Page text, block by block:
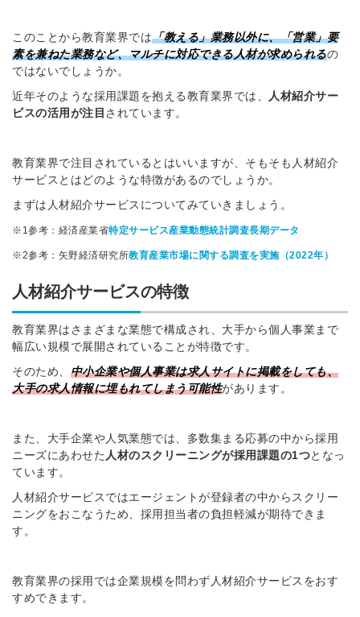
このことから教育業界では「教える」業務以外に、「営業」要
素を兼ねた業務など、マルチに対応できる人材が求められるの
ではないでしょうか。
近年そのような採用課題を抱える教育業界では、
人材紹介サー
ビスの活用が注目されています。
教育業界で注目されているとはいいますが、そもそも人材紹介
サービスとはどのような特徴があるのでしょうか。
まずは人材紹介サービスについてみていきましょう。
※1参考：経済産業省特定サービス産業動態統計調査長期データ
※2参考：矢野経済研究所教育産業市場に関する調査を実施（2022年）
人材紹介サービスの特徴
教育業界はさまざまな業態で構成され、大手から個人事業まで
幅広い規模で展開されていることが特徴です。
そのため、 中小企業や個人事業は求人サイトに掲載をしても、
大手の求人情報に埋もれてしまう可能性があります。
また、大手企業や人気業態では、多数集まる応募の中から採用
ニーズにあわせた 人材のスクリーニングが採用課題の1つとなっ
ています。
人材紹介サービスではエージェントが登録者の中からスクリー
ニングをおこなうため、採用担当者の負担軽減が期待できま
す。
教育業界の採用では企業規模を問わず人材紹介サービスをおす
すめできます。